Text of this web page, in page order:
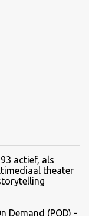
actief, als
theater
Demand (POD) -